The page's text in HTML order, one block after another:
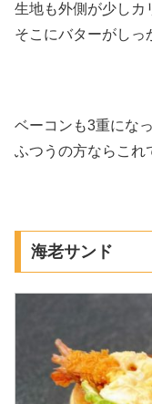
生地も外側が少しカ
そこにバターがしっ
ベーコンも3重にな
ふつうの方ならこれ
海老サンド